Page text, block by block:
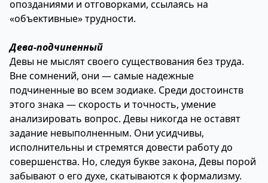
опозданиями и отговорками, ссылаясь на
«объективные» трудности.
Дева-подчиненный
Девы не мыслят своего существования без труда.
Вне сомнений, они — самые надежные
подчиненные во всем зодиаке. Среди достоинств
этого знака — скорость и точность, умение
анализировать вопрос. Девы никогда не оставят
задание невыполненным. Они усидчивы,
исполнительны и стремятся довести работу до
совершенства. Но, следуя букве закона, Девы порой
забывают о его духе, скатываются к формализму.